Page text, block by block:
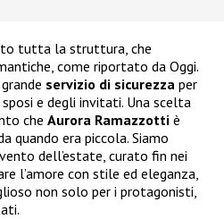
tutta la struttura, che
come riportato da Oggi.
servizio di sicurezza per
e degli invitati. Una scelta
che Aurora Ramazzotti è
quando era piccola. Siamo
dell’estate, curato fin nei
l’amore con stile ed eleganza,
non solo per i protagonisti,